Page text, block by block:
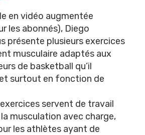
en vidéo augmentée
les abonnés), Diego
présente plusieurs exercices
musculaire adaptés aux
de basketball qu’il
surtout en fonction de
servent de travail
musculation avec charge,
les athlètes ayant de